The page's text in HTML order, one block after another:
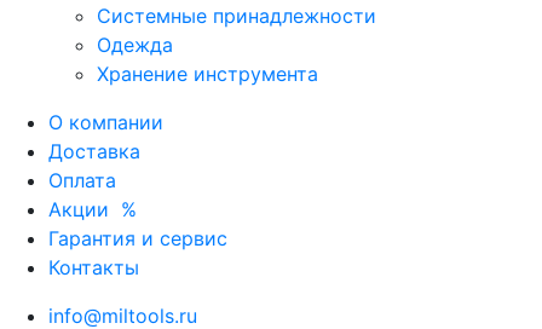
Системные принадлежности
Одежда
Хранение инструмента
О компании
Доставка
Оплата
Акции %
Гарантия и сервис
Контакты
info@miltools.ru